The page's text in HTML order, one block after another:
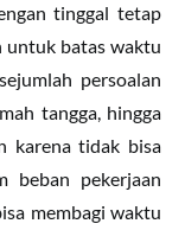
tinggal tetap
untuk batas waktu
persoalan
tangga, hingga
karena tidak bisa
beban pekerjaan
membagi waktu